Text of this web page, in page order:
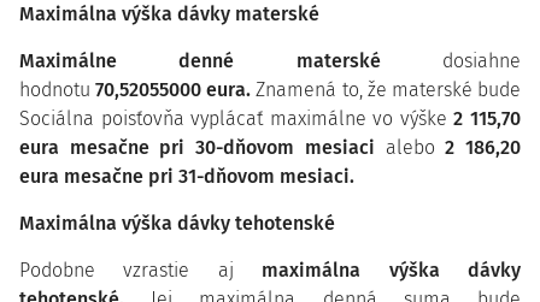
Maximálna výška dávky materské
Maximálne denné materské dosiahne
hodnotu 70,52055000 eura.Znamená to, že materské bude
Sociálna poisťovňa vyplácať maximálne vo výške 2 115,70
eura mesačne pri 30-dňovom mesiaci alebo2 186,20
eura mesačne pri 31-dňovom mesiaci.
Maximálna výška dávky tehotenské
Podobne vzrastie aj maximálna výška dávky